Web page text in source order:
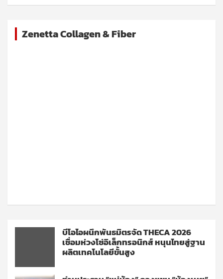
Zenetta Collagen & Fiber
บีโอไอผนึกพันธมิตรจัด THECA 2026
เชื่อมห่วงโซ่อิเล็กทรอนิกส์ หนุนไทยสู่ฐาน
ผลิตเทคโนโลยีขั้นสูง